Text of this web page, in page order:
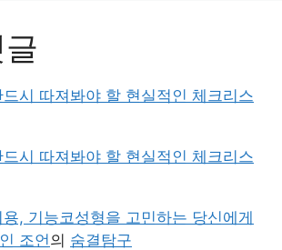
시 따져봐야 할 현실적인 체크리스
시 따져봐야 할 현실적인 체크리스
, 기능코성형을 고민하는 당신에게
조언의 숨결탐구